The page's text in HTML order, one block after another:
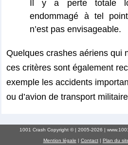
Il y a perte totale
endommagé à tel
n’est pas envisageable.
Quelques crashes aériens qui
ces critères sont également
exemple les accidents
ou d’avion de transport
1001 Crash Copyright © | 2005-2026 |
Mention légale | Contact| Plan du